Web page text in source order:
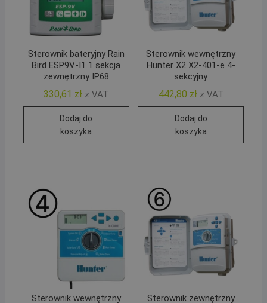
Sterownik bateryjny Rain
Bird ESP9V-I1 1 sekcja
zewnętrzny IP68
330,61 zł z VAT
Dodaj do
koszyka
Sterownik wewnętrzny
Hunter X2 X2-401-e 4-
sekcyjny
442,80 zł z VAT
Dodaj do
koszyka
Sterownik wewnętrzny Sterownik zewnętrzny